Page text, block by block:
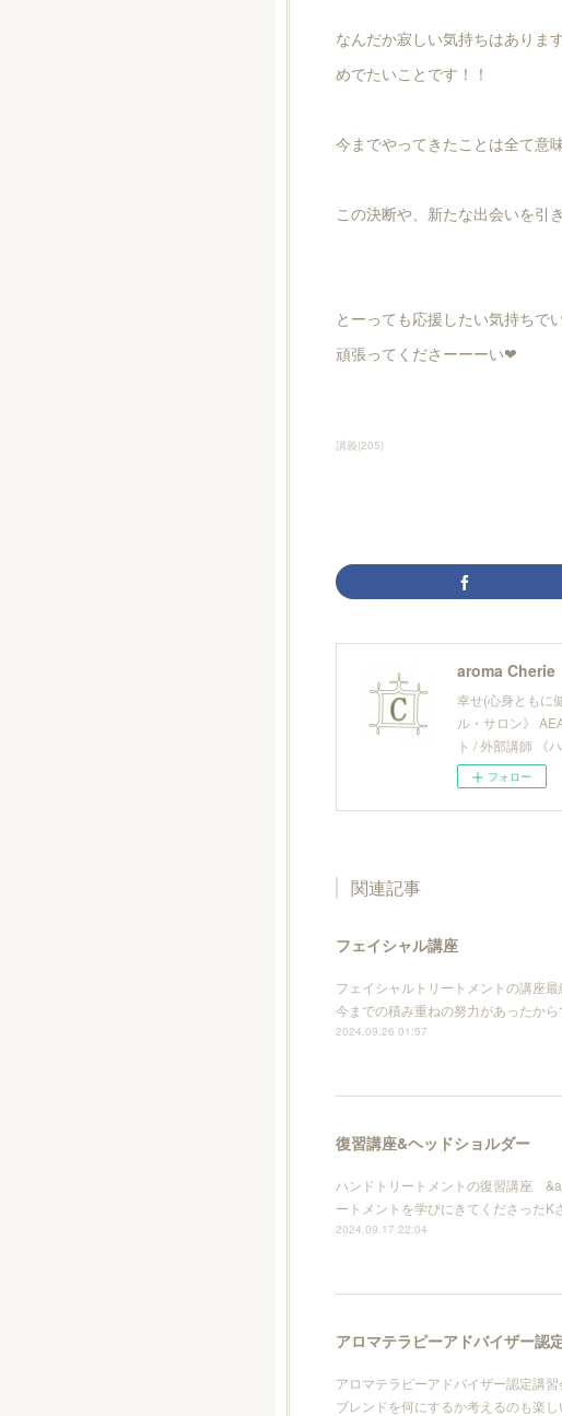
なんだか寂しい気持ちはありま
めでたいことです！！
今までやってきたことは全て意
この決断や、新たな出会いを引
とーっても応援したい気持ちで
頑張ってくださーーーい❤︎
講義(205)
aroma Cherie
幸せ(心身ともに
ル・サロン》
ト / 外部講師 《
フォロー
関連記事
フェイシャル講座
フェイシャルトリートメントの講座
今までの積み重ねの努力があったか
2024.09.26 01:57
復習講座&ヘッドショルダー
ハンドトリートメントの復習講座
ートメントを学びにきてくださったK
2024.09.17 22:04
アロマテラピーアドバイザー認
アロマテラピーアドバイザー認定講
ブレンドを何にするか考えるのも楽